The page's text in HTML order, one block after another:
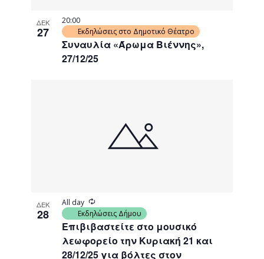
ΔΕΚ
27
Συναυλία «Άρωμα Βιέννης»,
27/12/25
20:00
Εκδηλώσεις στο Δημοτικό Θέατρο
ΔΕΚ
28
Επιβιβαστείτε στο μουσικό
λεωφορείο την Κυριακή 21 και
28/12/25 για βόλτες στον
All day
Recurring
Εκδηλώσεις Δήμου